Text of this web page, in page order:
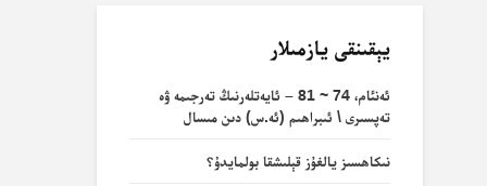
يېقىنقى يازمىلار
ئەنئام، 74 ~ 81 – ئايەتلەرنىڭ تەرجىمە ۋە
تەپسىرى \ ئىبراھىم (ئە.س) دىن مىسال
نىكاھسىز يالغۇز قېلىشقا بولمايدۇ؟